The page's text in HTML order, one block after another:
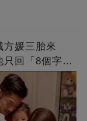
媛三胎來
回「8個字」